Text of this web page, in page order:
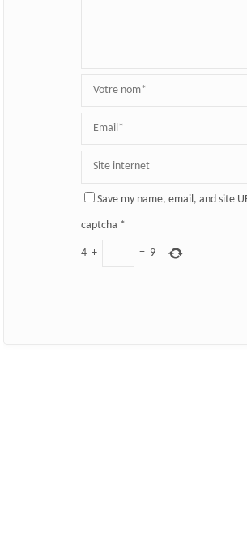
Save my name, email, and site
captcha *
4 + = 9